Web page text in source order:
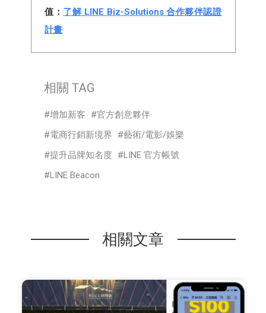
值： 了解 LINE Biz-Solutions 合作夥伴認證
計畫
相關 TAG
增加新客
官方創意夥伴
電商行銷新境界
藝術/電影/娛樂
提升品牌知名度
LINE 官方帳號
LINE Beacon
相關文章